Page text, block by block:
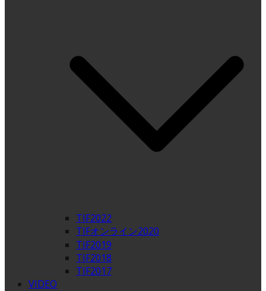
TIF2022
TIFオンライン2020
TIF2019
TIF2018
TIF2017
VIDEO